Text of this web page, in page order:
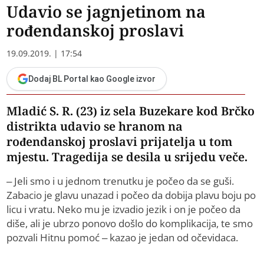
Udavio se jagnjetinom na
rođendanskoj proslavi
19.09.2019. | 17:54
Dodaj BL Portal kao Google izvor
Mladić S. R. (23) iz sela Buzekare kod Brčko
distrikta udavio se hranom na
rođendanskoj proslavi prijatelja u tom
mjestu. Tragedija se desila u srijedu veče.
– Jeli smo i u jednom trenutku je počeo da se guši.
Zabacio je glavu unazad i počeo da dobija plavu boju po
licu i vratu. Neko mu je izvadio jezik i on je počeo da
diše, ali je ubrzo ponovo došlo do komplikacija, te smo
pozvali Hitnu pomoć – kazao je jedan od očevidaca.